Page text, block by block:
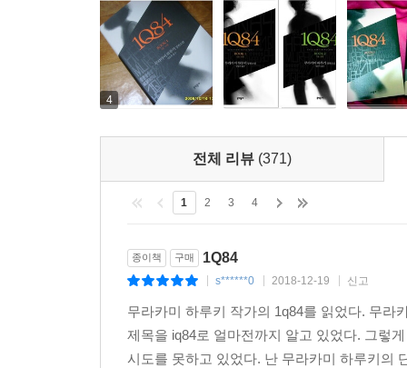
4
전체 리뷰 (371)
1 2 3 4
종이책 구매 1Q84
s******0 2018-12-19 신고
무라카미 하루키 작가의 1q84를 읽었다. 무라
제목을 iq84로 얼마전까지 알고 있었다. 그렇
시도를 못하고 있었다. 난 무라카미 하루키의